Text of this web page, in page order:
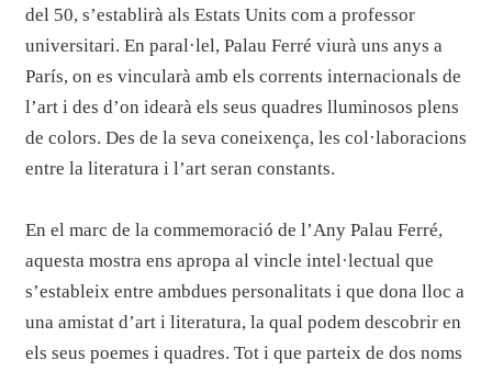
del 50, s’establirà als Estats Units com a professor
universitari. En paral·lel, Palau Ferré viurà uns anys a
París, on es vincularà amb els corrents internacionals de
l’art i des d’on idearà els seus quadres lluminosos plens
de colors. Des de la seva coneixença, les col·laboracions
entre la literatura i l’art seran constants.
En el marc de la commemoració de l’Any Palau Ferré,
aquesta mostra ens apropa al vincle intel·lectual que
s’estableix entre ambdues personalitats i que dona lloc a
una amistat d’art i literatura, la qual podem descobrir en
els seus poemes i quadres. Tot i que parteix de dos noms